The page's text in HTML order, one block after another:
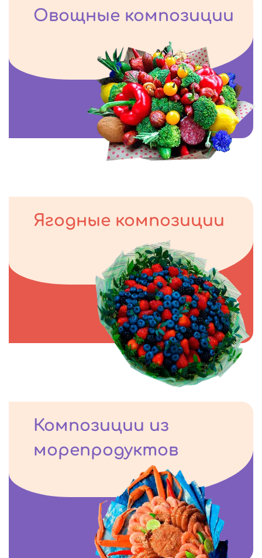
Овощные композиции
Ягодные композиции
Композиции из
морепродуктов